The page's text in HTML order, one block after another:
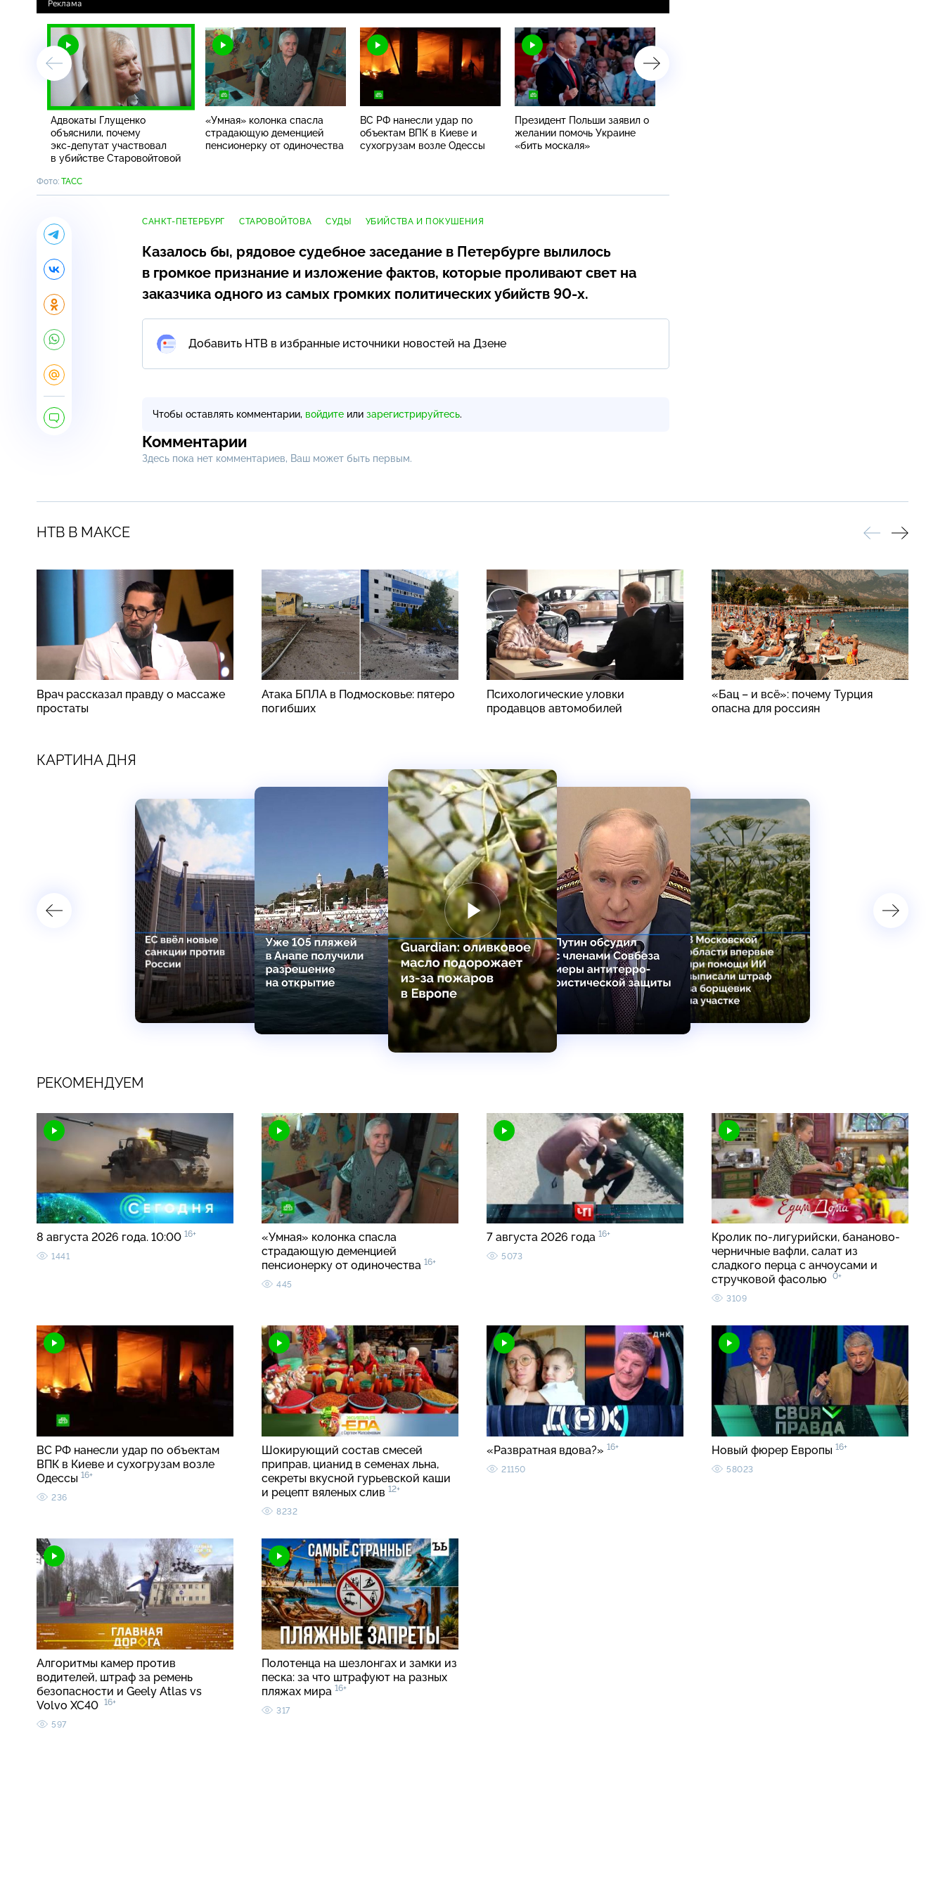
Адвокаты Глущенко
объяснили, почему
экс-депутат участвовал
в убийстве Старовойтовой
«Умная» колонка спасла
страдающую деменцией
пенсионерку от одиночества
ВС РФ нанесли удар по
объектам ВПК в Киеве и
сухогрузам возле Одессы
Президент Польши заявил о
желании помочь Украине
«бить москаля»
Фото: ТАСС
САНКТ-ПЕТЕРБУРГ СТАРОВОЙТОВА СУДЫ УБИЙСТВА И ПОКУШЕНИЯ
Казалось бы, рядовое судебное заседание в Петербурге вылилось
в громкое признание и изложение фактов, которые проливают свет на
заказчика одного из самых громких политических убийств 90-х.
Добавить НТВ в избранные источники новостей на Дзене
Чтобы оставлять комментарии, войдите или зарегистрируйтесь.
Комментарии
Здесь пока нет комментариев, Ваш может быть первым.
НТВ В МАКСЕ
Врач рассказал правду о массаже
простаты
Атака БПЛА в Подмосковье: пятеро
погибших
Психологические уловки
продавцов автомобилей
«Бац – и всё»: почему Турция
опасна для россиян
КАРТИНА ДНЯ
РЕКОМЕНДУЕМ
8 августа 2026 года. 10:00 16+
1441
«Умная» колонка спасла
страдающую деменцией
пенсионерку от одиночества 16+
445
7 августа 2026 года 16+
5073
Кролик по-лигурийски, бананово-
черничные вафли, салат из
сладкого перца с анчоусами и
стручковой фасолью
0+
3109
ВС РФ нанесли удар по объектам
ВПК в Киеве и сухогрузам возле
Одессы 16+
236
Шокирующий состав смесей
приправ, цианид в семенах льна,
секреты вкусной гурьевской каши
и рецепт вяленых слив 12+
8232
«Развратная вдова?» 16+
21150
Новый фюрер Европы 16+
58023
Алгоритмы камер против
водителей, штраф за ремень
безопасности и Geely Atlas vs
Volvo XC40 16+
597
Полотенца на шезлонгах и замки из
песка: за что штрафуют на разных
пляжах мира 16+
317